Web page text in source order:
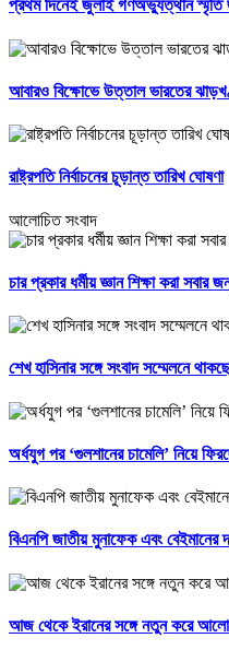
প্রথম দিনেই জুলাই গণঅভ্যুত্থান স্মৃতি
আবারও বিক্ষোভে উত্তাল ভারতের
রাষ্ট্রপতি নির্বাচনের চূড়ান্ত তারিখ ঘোষণা
আলোচিত সংবাদ
চার প্রকার ধর্মীয় জ্ঞান শিক্ষা করা সবার
শেখ হাসিনার সঙ্গে সংবাদ সম্মেলনে
অর্ধযুগ পর ‘গুলশানের চামেলি’ নিয়ে
বিএনপি জাতীয় মুনাফেক এবং বেইমানের
আজ থেকে ইরানের সঙ্গে নতুন করে